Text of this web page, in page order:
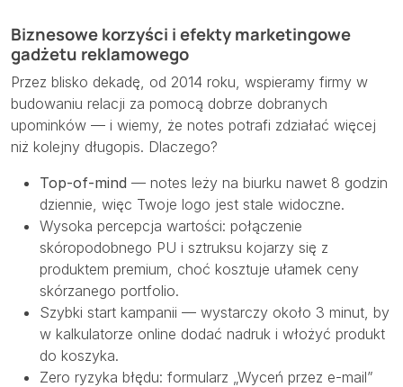
Biznesowe korzyści i efekty marketingowe
gadżetu reklamowego
Przez blisko dekadę, od 2014 roku, wspieramy firmy w
budowaniu relacji za pomocą dobrze dobranych
upominków — i wiemy, że notes potrafi zdziałać więcej
niż kolejny długopis. Dlaczego?
Top-of-mind — notes leży na biurku nawet 8 godzin
dziennie, więc Twoje logo jest stale widoczne.
Wysoka percepcja wartości: połączenie
skóropodobnego PU i sztruksu kojarzy się z
produktem premium, choć kosztuje ułamek ceny
skórzanego portfolio.
Szybki start kampanii — wystarczy około 3 minut, by
w kalkulatorze online dodać nadruk i włożyć produkt
do koszyka.
Zero ryzyka błędu: formularz „Wyceń przez e-mail”